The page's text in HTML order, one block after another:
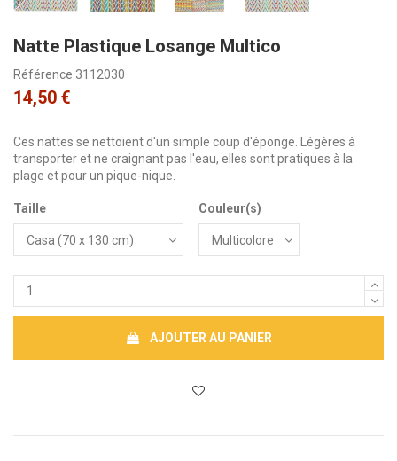
Natte Plastique Losange Multico
Référence 3112030
14,50 €
Ces nattes se nettoient d'un simple coup d'éponge. Légères à
transporter et ne craignant pas l'eau, elles sont pratiques à la
plage et pour un pique-nique.
Taille Couleur(s)
AJOUTER AU PANIER